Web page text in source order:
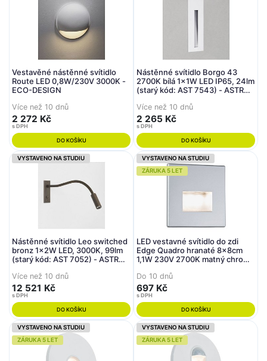
Vestavěné nástěnné svítidlo
Route LED 0,8W/230V 3000K -
ECO-DESIGN
Více než 10 dnů
2 272 Kč
s DPH
DO KOŠÍKU
Nástěnné svítidlo Borgo 43
2700K bílá 1x1W LED IP65, 24lm
(starý kód: AST 7543) - ASTRO
Více než 10 dnů
2 265 Kč
s DPH
DO KOŠÍKU
VYSTAVENO NA STUDIU
Nástěnné svítidlo Leo switched
bronz 1x2W LED, 3000K, 99lm
(starý kód: AST 7052) - ASTRO
Více než 10 dnů
12 521 Kč
s DPH
DO KOŠÍKU
VYSTAVENO NA STUDIU
ZÁRUKA 5 LET
LED vestavné svítidlo do zdi
Edge Quadro hranaté 8x8cm
1,1W 230V 2700K matný chrom -
Do 10 dnů
697 Kč
s DPH
DO KOŠÍKU
VYSTAVENO NA STUDIU
ZÁRUKA 5 LET
VYSTAVENO NA STUDIU
ZÁRUKA 5 LET